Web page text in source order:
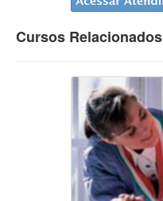
Cursos Relacionados